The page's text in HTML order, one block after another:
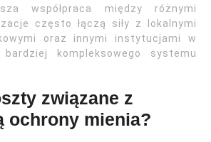
współpraca między różnymi
często łączą siły z lokalnymi
oraz innymi instytucjami w
kompleksowego systemu
związane z
ochrony mienia?